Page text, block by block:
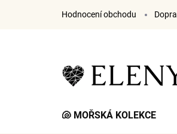
Hodnocení obchodu
🐚 MOŘSKÁ KOLEKCE